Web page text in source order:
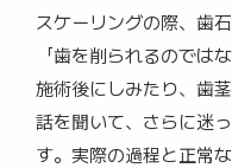
スケーリングの際、歯
「歯を削られるのでは
施術後にしみたり、歯
話を聞いて、さらに迷
す。実際の過程と正常